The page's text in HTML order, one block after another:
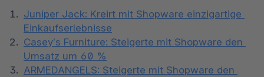
Juniper Jack: Kreirt mit Shopware einzigartige
Einkaufserlebnisse
Casey’s Furniture: Steigerte mit Shopware den
Umsatz um 60 %
ARMEDANGELS: Steigerte mit Shopware den